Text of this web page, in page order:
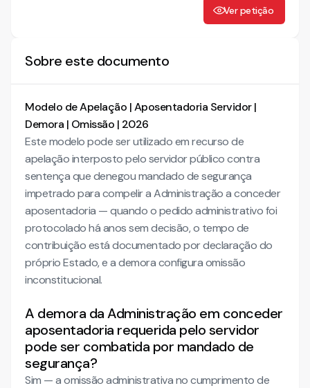
II.1 — A prova pré-constituída existe e foi produzida
Ver petição
Sobre este documento
Modelo de Apelação | Aposentadoria Servidor |
Demora | Omissão | 2026
Este modelo pode ser utilizado em recurso de
apelação interposto pelo servidor público contra
sentença que denegou mandado de segurança
impetrado para compelir a Administração a conceder
aposentadoria — quando o pedido administrativo foi
protocolado há anos sem decisão, o tempo de
contribuição está documentado por declaração do
próprio Estado, e a demora configura omissão
inconstitucional.
A demora da Administração em conceder
aposentadoria requerida pelo servidor
pode ser combatida por mandado de
segurança?
Sim — a omissão administrativa no cumprimento de